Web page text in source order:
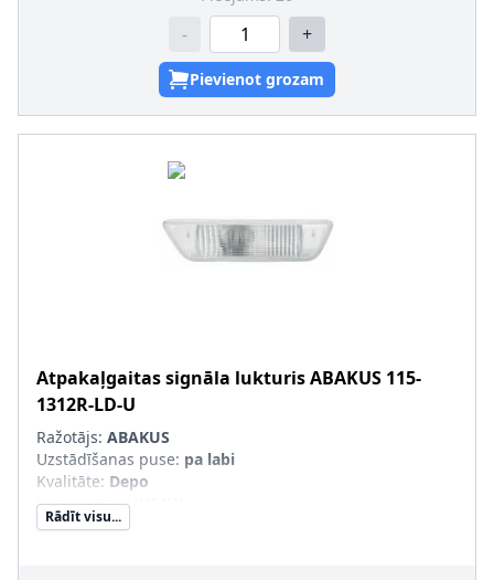
- +
Pievienot grozam
Atpakaļgaitas signāla lukturisABAKUS 115-
1312R-LD-U
Ražotājs: ABAKUS
Uzstādīšanas puse: pa labi
Kvalitāte: Depo
Lampas tips:
Komponenti:
Rādīt visu...